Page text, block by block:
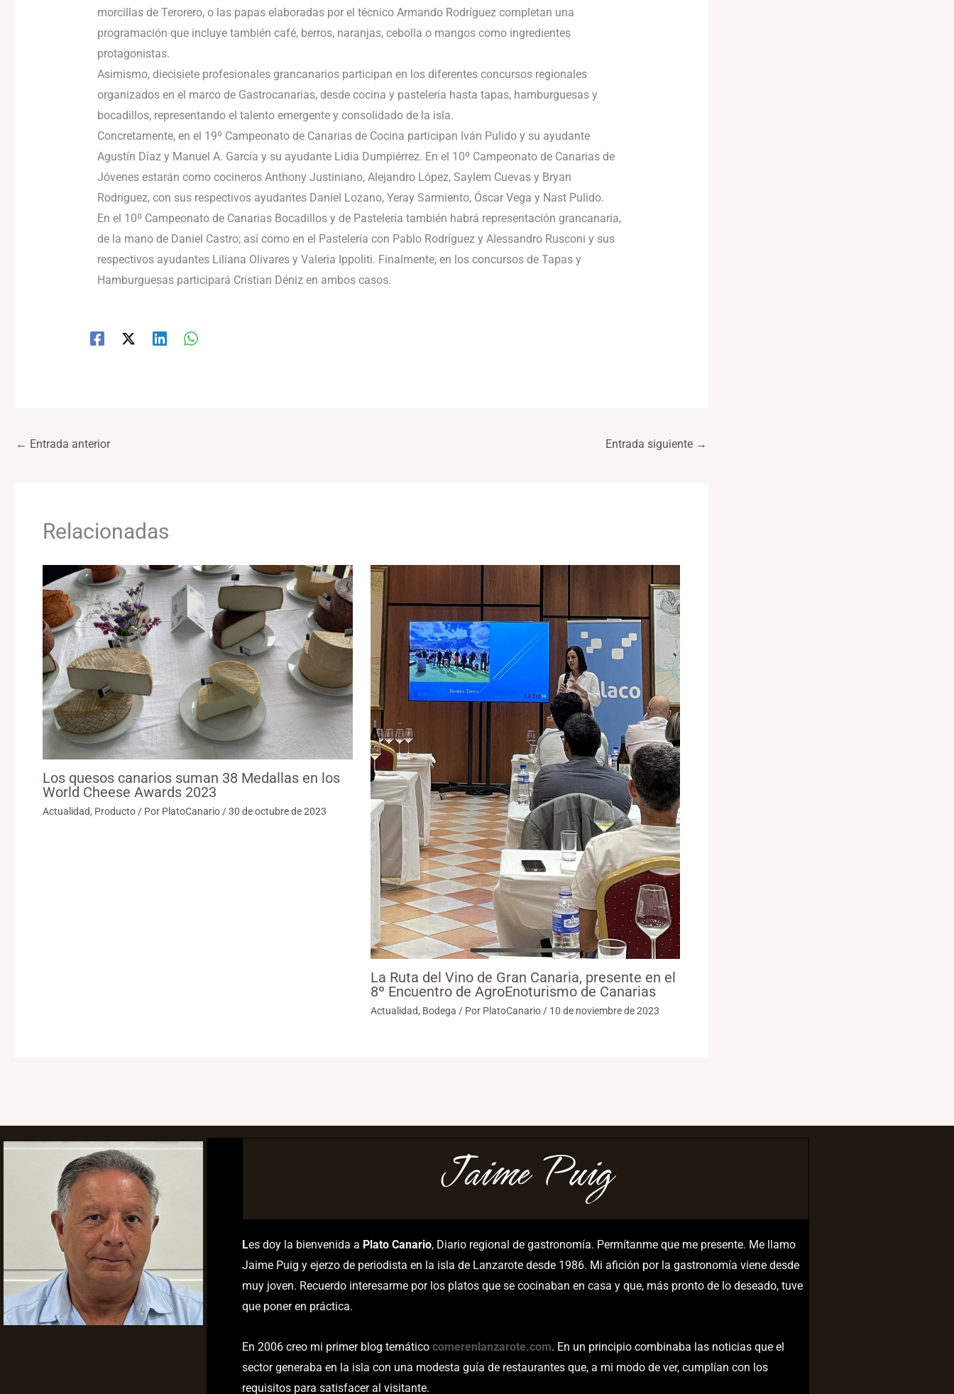
morcillas de Terorero, o las papas elaboradas por el técnico Armando Rodríguez completan una
programación que incluye también café, berros, naranjas, cebolla o mangos como ingredientes
protagonistas.
Asimismo, diecisiete profesionales grancanarios participan en los diferentes concursos regionales
organizados en el marco de Gastrocanarias, desde cocina y pastelería hasta tapas, hamburguesas y
bocadillos, representando el talento emergente y consolidado de la isla.
Concretamente, en el 19º Campeonato de Canarias de Cocina participan Iván Pulido y su ayudante
Agustín Díaz y Manuel A. García y su ayudante Lidia Dumpiérrez. En el 10º Campeonato de Canarias de
Jóvenes estarán como cocineros Anthony Justiniano, Alejandro López, Saylem Cuevas y Bryan
Rodríguez, con sus respectivos ayudantes Daniel Lozano, Yeray Sarmiento, Óscar Vega y Nast Pulido.
En el 10º Campeonato de Canarias Bocadillos y de Pastelería también habrá representación grancanaria,
de la mano de Daniel Castro; así como en el Pastelería con Pablo Rodríguez y Alessandro Rusconi y sus
respectivos ayudantes Liliana Olivares y Valeria Ippoliti. Finalmente, en los concursos de Tapas y
Hamburguesas participará Cristian Déniz en ambos casos.
← Entrada anterior Entrada siguiente →
Relacionadas
Los quesos canarios suman 38 Medallas en los
World Cheese Awards 2023
Actualidad, Producto/ Por PlatoCanario/30 de octubre de 2023
La Ruta del Vino de Gran Canaria, presente en el
8º Encuentro de AgroEnoturismo de Canarias
Actualidad, Bodega / Por PlatoCanario / 10 de noviembre de 2023
Jaime Puig
Les doy la bienvenida a Plato Canario, Diario regional de gastronomía. Permítanme que me presente. Me llamo
Jaime Puig y ejerzo de periodista en la isla de Lanzarote desde 1986. Mi afición por la gastronomía viene desde
muy joven. Recuerdo interesarme por los platos que se cocinaban en casa y que, más pronto de lo deseado, tuve
que poner en práctica.
En 2006 creo mi primer blog temático comerenlanzarote.com. En un principio combinaba las noticias que el
sector generaba en la isla con una modesta guía de restaurantes que, a mi modo de ver, cumplían con los
requisitos para satisfacer al visitante.